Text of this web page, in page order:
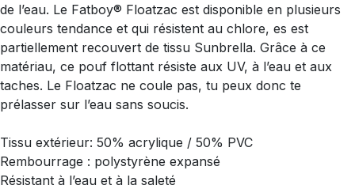
de l’eau. Le Fatboy® Floatzac est disponible en plusieurs
couleurs tendance et qui résistent au chlore, es est
partiellement recouvert de tissu Sunbrella. Grâce à ce
matériau, ce pouf flottant résiste aux UV, à l’eau et aux
taches. Le Floatzac ne coule pas, tu peux donc te
prélasser sur l’eau sans soucis.
Tissu extérieur: 50% acrylique / 50% PVC
Rembourrage : polystyrène expansé
Résistant à l’eau et à la saleté